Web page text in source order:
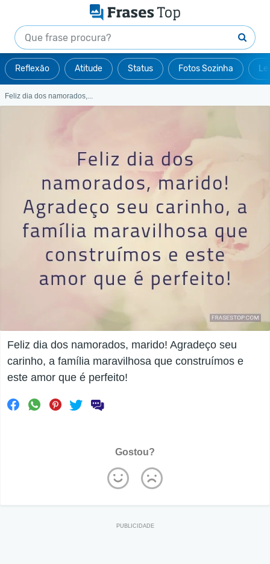
Reflexão Atitude Status Fotos Sozinha
Feliz dia dos namorados,...
Feliz dia dos namorados, marido! Agradeço seu
carinho, a família maravilhosa que construímos e
este amor que é perfeito!
Gostou?